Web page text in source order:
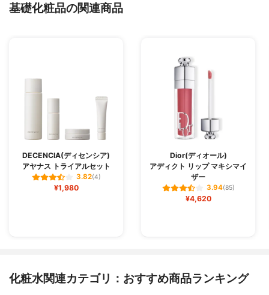
基礎化粧品の関連商品
DECENCIA(ディセンシア)
アヤナス トライアルセット
3.82(4)
¥1,980
Dior(ディオール)
アディクト リップ マキシマイ
ザー
3.94(85)
¥4,620
化粧水関連カテゴリ：おすすめ商品ランキング